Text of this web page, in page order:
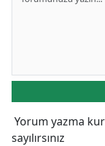
Yorum yazma
sayılırsınız